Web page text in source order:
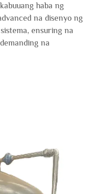
haba ng
na disenyo ng
ensuring na
na